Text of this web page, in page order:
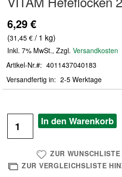
der
Bildergalerie
springen
6,29 €
(31,45 € / 1 kg)
Inkl. 7% MwSt., Zzgl. Versandkosten
Artikel-Nr.
4011437040183
Versandfertig in
2-5 Werktage
In den Warenkorb
ZUR
ZUR VERGLEICHSLISTE